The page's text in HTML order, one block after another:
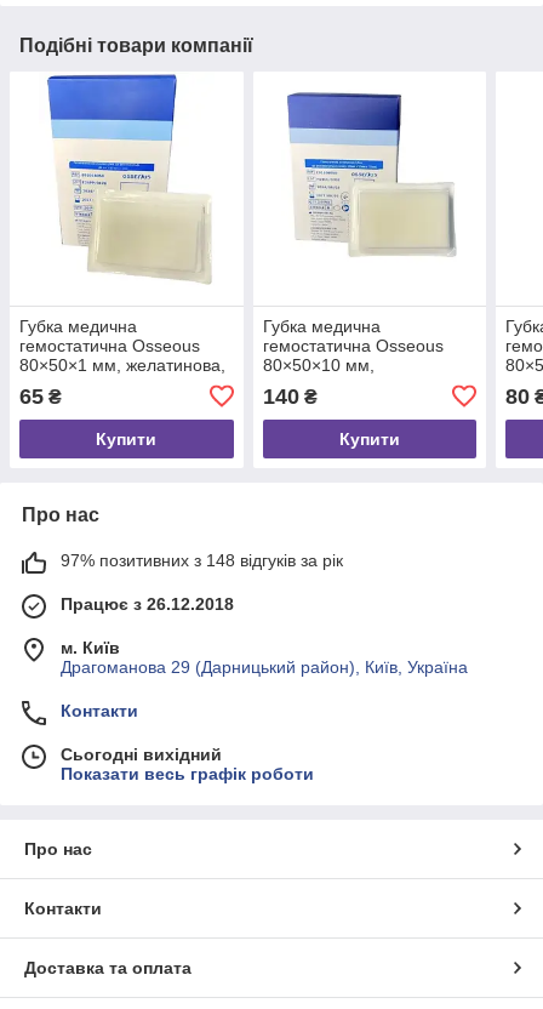
Подібні товари компанії
Губка медична
гемостатична Osseous
80×50×1 мм, желатинова,
65 ₴
Купити
Губка медична
гемостатична Osseous
80×50×10 мм,
гемостазу, 1 шт.
140₴
Купити
80
Про нас
97% позитивних з 148 відгуків за рік
Працює з 26.12.2018
м. Київ
Драгоманова 29 (Дарницький район), Київ, Україна
Контакти
Сьогодні вихідний
Показати весь графік роботи
Про нас
Контакти
Доставка та оплата